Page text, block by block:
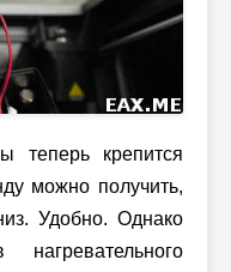
теперь крепится
можно получить,
Удобно. Однако